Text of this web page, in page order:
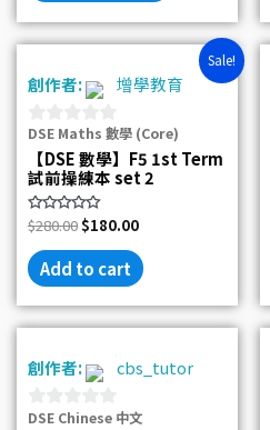
Sale!
創作者: 增學教育
0
out
of
5
DSE Maths 數學 (Core)
【DSE 數學】F5 1st Term
試前操練本 set 2
Rated
0
out
of
5
$280.00
was:
$180.00
is:
Add to cart
創作者: cbs_tutor
0
DSE Chinese 中文